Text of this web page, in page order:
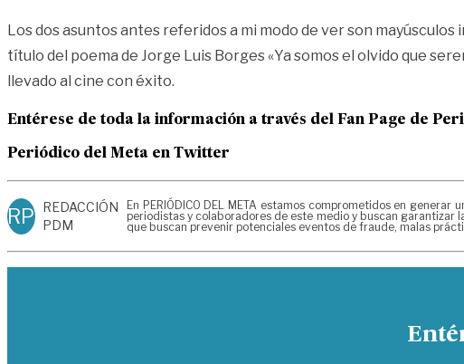
Los dos asuntos antes referidos a mi modo de ver son
título del poema de Jorge Luis Borges «Ya somos el olvido que
llevado al cine con éxito.
Entérese de toda la información a través del Fan Page de
Periódico del Meta en Twitter
RP
REDACCIÓN
PDM
En PERIÓDICO DEL META estamos comprometidos en
periodistas y colaboradores de este medio y buscan
que buscan prevenir potenciales eventos de fraude, malas